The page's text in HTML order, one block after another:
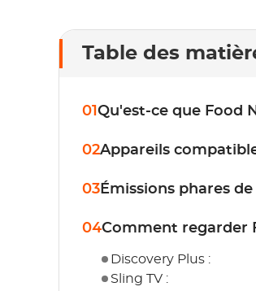
Table des
01 Qu'est-ce que Food
02Appareils
03 Émissions phares
04Comment regarder
Discovery Plus :
Sling TV :